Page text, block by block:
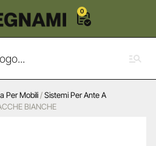
0
Per Mobili/Sistemi Per Ante A
BIANCHE